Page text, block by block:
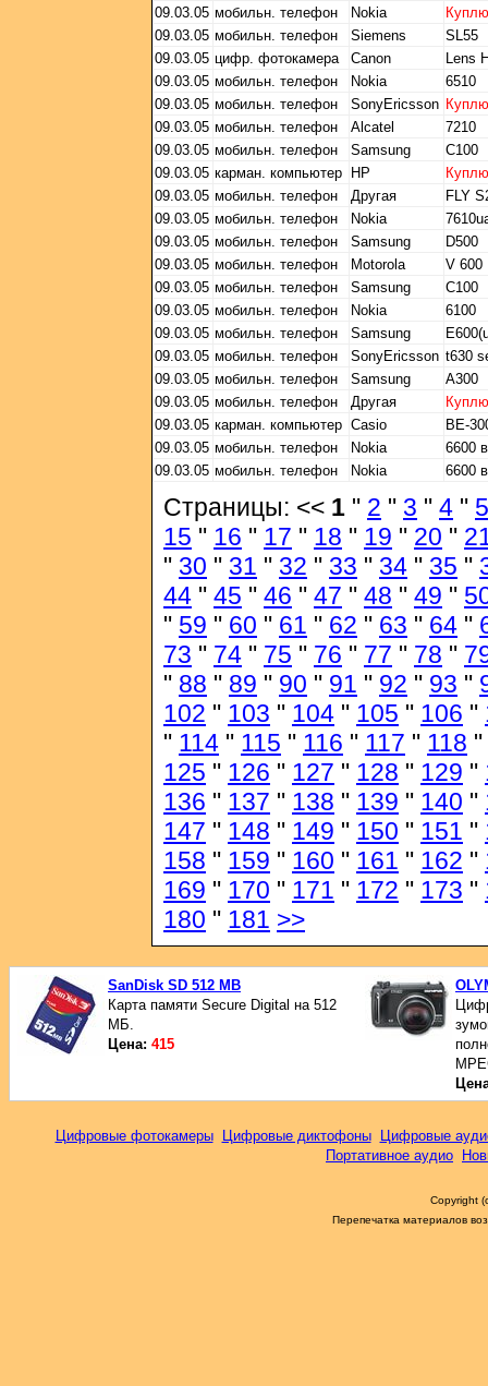
09.03.05 мобильн. телефон Nokia
Куплю
09.03.05 мобильн. телефон Siemens
SL55
09.03.05 цифр. фотокамера Canon
Lens
09.03.05 мобильн. телефон Nokia
6510
09.03.05 мобильн. телефон SonyEricsson Куплю
09.03.05 мобильн. телефон Alcatel
7210
09.03.05 мобильн. телефон Samsung
C100
09.03.05 карман. компьютер HP
Куплю
09.03.05 мобильн. телефон Другая
FLY
09.03.05 мобильн. телефон Nokia
09.03.05 мобильн. телефон Samsung
D500
09.03.05 мобильн. телефон Motorola
V 600
09.03.05 мобильн. телефон Samsung
С100
09.03.05 мобильн. телефон Nokia
6100
09.03.05 мобильн. телефон Samsung
09.03.05 мобильн. телефон SonyEricsson t630
09.03.05 мобильн. телефон Samsung
A300
09.03.05 мобильн. телефон Другая
Куплю
09.03.05 карман. компьютер Casio
BE-
09.03.05 мобильн. телефон Nokia
6600
09.03.05 мобильн. телефон Nokia 6600
Страницы: << 1 " 2 " 3 " 4 " 5
15 " 16 " 17 " 18 " 19 " 20 "
" 30 " 31 " 32 " 33 " 34 " 35 "
44 " 45 " 46 " 47 " 48 " 49 "
" 59 " 60 " 61 " 62 " 63 " 64 "
73 " 74 " 75 " 76 " 77 " 78 "
" 88 " 89 " 90 " 91 " 92 " 93 "
102 " 103 " 104 " 105 " 106 "
" 114 " 115 " 116 " 117 " 118 "
125 " 126 " 127 " 128 " 129 "
136 " 137 " 138 " 139 " 140 "
147 " 148 " 149 " 150 " 151 "
158 " 159 " 160 " 161 " 162 "
169 " 170 " 171 " 172 " 173 "
180 " 181 >>
SanDisk SD 512 MB
Карта памяти Secure Digital на 512
МБ.
Цена: 415
Цифровые фотокамеры Цифровые диктофоны
Цифровые
Портативное аудио
Copyright
Перепечатка материалов